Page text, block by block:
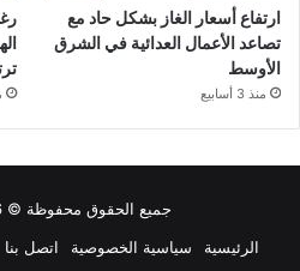
ارتفاع أسعار الغاز بشكل حاد مع
تصاعد الأعمال العدائية في الشرق
الأوسط
منذ 3 أسابيع
جميع الحقوق محفوظة © 2026:
الرئيسية
سياسية الخصوصية اتصل بنا